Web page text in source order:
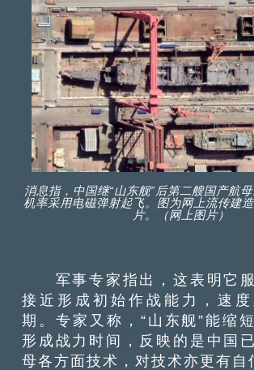
消息指，中国继“山东舰”后第二艘国产航
机率采用电磁弹射起飞。图为网上流传建
片。（网上图片）
军事专家指出，这表明它服
接近形成初始作战能力，速
期。专家又称，“山东舰”能缩
形成战力时间，反映的是中国
母各方面技术，对技术亦更有自